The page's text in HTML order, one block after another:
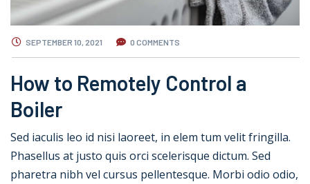
SEPTEMBER 10, 2021 0 COMMENTS
How to Remotely Control a
Boiler
Sed iaculis leo id nisi laoreet, in elem tum velit fringilla.
Phasellus at justo quis orci scelerisque dictum. Sed
pharetra nibh vel cursus pellentesque. Morbi odio odio,